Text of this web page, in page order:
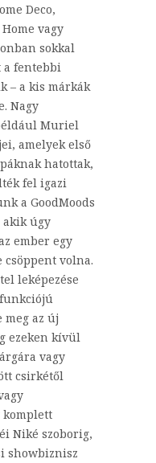
Deco,
vagy
sokkal
a fentebbi
– a kis márkák
Nagy
Muriel
amelyek első
hatottak,
fel igazi
a GoodMoods
akik úgy
ember egy
csöppent volna.
leképezése
az új
ezeken kívül
vagy
csirkétől
komplett
Niké szoborig,
showbiznisz